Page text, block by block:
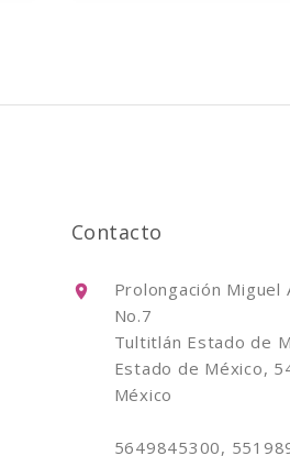
Contacto
Prolongación Miguel
No.7
Tultitlán Estado de
Estado de México,
México
5649845300,